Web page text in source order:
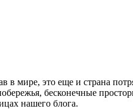
мире, это еще и страна
бесконечные
нашего блога.